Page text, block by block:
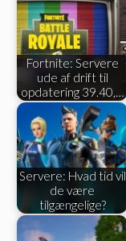
Fortnite: Servere
ude af drift til
opdatering 39.40,…
Servere: Hvad tid vil
de være
tilgængelige?